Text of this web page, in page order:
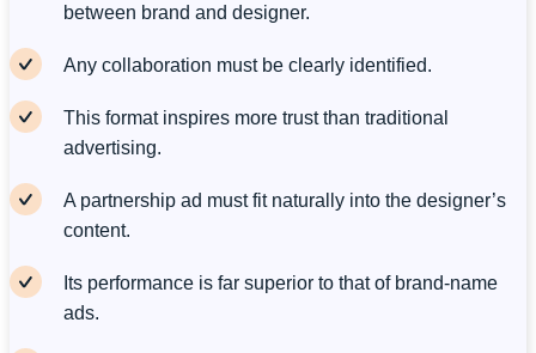
between brand and designer.
Any collaboration must be clearly identified.
This format inspires more trust than traditional
advertising.
A partnership ad must fit naturally into the designer’s
content.
Its performance is far superior to that of brand-name
ads.